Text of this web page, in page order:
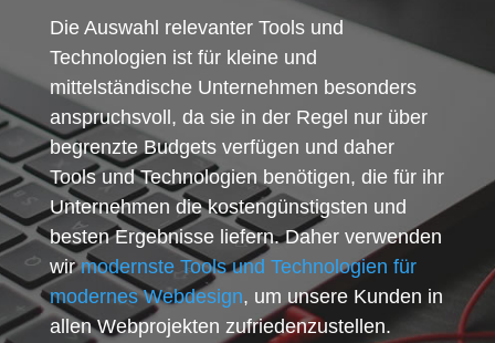
Die Auswahl relevanter Tools und
Technologien ist für kleine und
mittelständische Unternehmen besonders
anspruchsvoll, da sie in der Regel nur über
begrenzte Budgets verfügen und daher
Tools und Technologien benötigen, die für ihr
Unternehmen die kostengünstigsten und
besten Ergebnisse liefern. Daher verwenden
wirmodernste Tools und Technologien für
modernes Webdesign, um unsere Kunden in
allen Webprojekten zufriedenzustellen.